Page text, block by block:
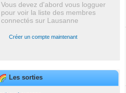
Vous devez d'abord vous logguer
pour voir la liste des membres
connectés sur Lausanne
Créer un compte maintenant
Les sorties